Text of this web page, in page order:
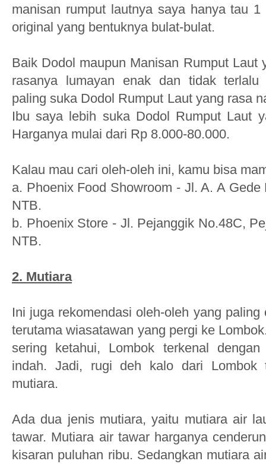
manisan rumput lautnya saya hanya tau
original yang bentuknya bulat-bulat.
Baik Dodol maupun Manisan Rumput Laut
rasanya lumayan enak dan tidak
paling suka Dodol Rumput Laut yang rasa
Ibu saya lebih suka Dodol Rumput Laut
Harganya mulai dari Rp 8.000-80.000.
Kalau mau cari oleh-oleh ini, kamu bisa
a. Phoenix Food Showroom - Jl. A. A Gede
NTB.
b. Phoenix Store - Jl. Pejanggik No.48C,
NTB.
2. Mutiara
Ini juga rekomendasi oleh-oleh yang paling
terutama wiasatawan yang pergi ke
sering ketahui, Lombok terkenal dengan
indah. Jadi, rugi deh kalo dari Lombok
mutiara.
Ada dua jenis mutiara, yaitu mutiara air
tawar. Mutiara air tawar harganya
kisaran puluhan ribu. Sedangkan mutiara